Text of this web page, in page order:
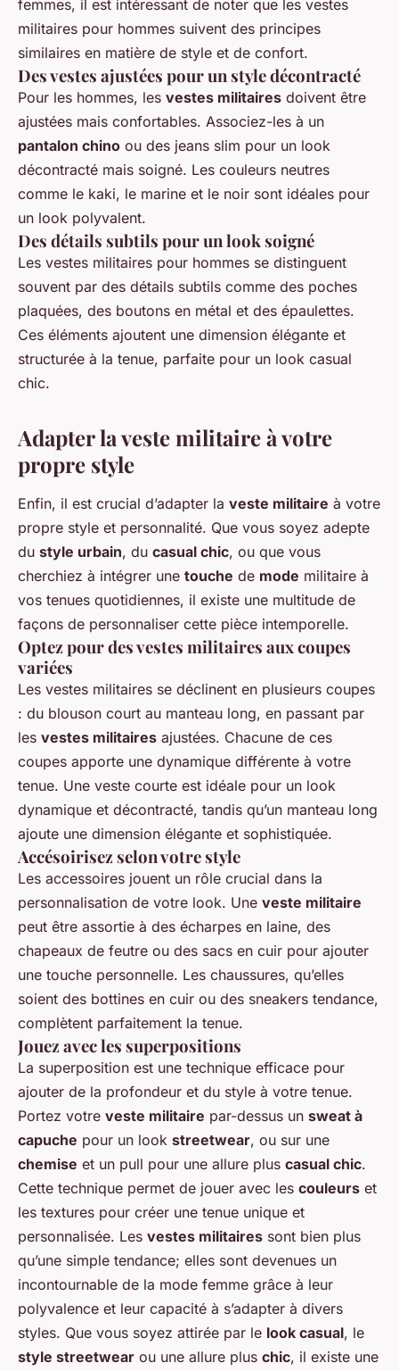
femmes, il est intéressant de noter que les vestes
militaires pour hommes suivent des principes
similaires en matière de style et de confort.
Des vestes ajustées pour un style décontracté
Pour les hommes, les vestes militaires doivent être
ajustées mais confortables. Associez-les à un
pantalon chino ou des jeans slim pour un look
décontracté mais soigné. Les couleurs neutres
comme le kaki, le marine et le noir sont idéales pour
un look polyvalent.
Des détails subtils pour un look soigné
Les vestes militaires pour hommes se distinguent
souvent par des détails subtils comme des poches
plaquées, des boutons en métal et des épaulettes.
Ces éléments ajoutent une dimension élégante et
structurée à la tenue, parfaite pour un look casual
chic.
Adapter la veste militaire à votre
propre style
Enfin, il est crucial d’adapter la veste militaire à votre
propre style et personnalité. Que vous soyez adepte
du style urbain, du casual chic, ou que vous
cherchiez à intégrer une touche de mode militaire à
vos tenues quotidiennes, il existe une multitude de
façons de personnaliser cette pièce intemporelle.
Optez pour des vestes militaires aux coupes
variées
Les vestes militaires se déclinent en plusieurs coupes
: du blouson court au manteau long, en passant par
les vestes militaires ajustées. Chacune de ces
coupes apporte une dynamique différente à votre
tenue. Une veste courte est idéale pour un look
dynamique et décontracté, tandis qu’un manteau long
ajoute une dimension élégante et sophistiquée.
Accésoirisez selon votre style
Les accessoires jouent un rôle crucial dans la
personnalisation de votre look. Une veste militaire
peut être assortie à des écharpes en laine, des
chapeaux de feutre ou des sacs en cuir pour ajouter
une touche personnelle. Les chaussures, qu’elles
soient des bottines en cuir ou des sneakers tendance,
complètent parfaitement la tenue.
Jouez avec les superpositions
La superposition est une technique efficace pour
ajouter de la profondeur et du style à votre tenue.
Portez votre veste militaire par-dessus un sweat à
capuche pour un look streetwear, ou sur une
chemise et un pull pour une allure plus casual chic.
Cette technique permet de jouer avec les couleurs et
les textures pour créer une tenue unique et
personnalisée. Les vestes militaires sont bien plus
qu’une simple tendance; elles sont devenues un
incontournable de la mode femme grâce à leur
polyvalence et leur capacité à s’adapter à divers
styles. Que vous soyez attirée par le look casual, le
style streetwear ou une allure plus chic, il existe une